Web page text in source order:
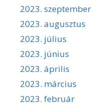
2023. szeptember
2023. augusztus
2023. július
2023. június
2023. április
2023. március
2023. február